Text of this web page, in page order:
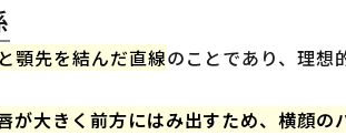
顎先を結んだ直線のことであり、理想
が大きく前方にはみ出すため、横顔